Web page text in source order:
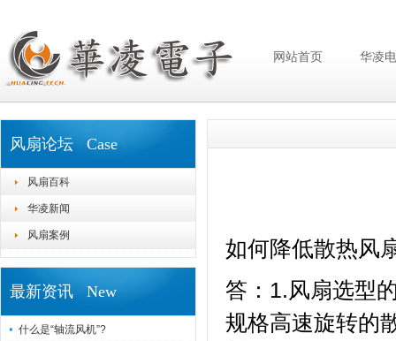
网站首页 华凌
风扇论坛 Case
风扇百科
华凌新闻
风扇案例
最新资讯 New
什么是“轴流风机”?
如何降低散热风
答：1.风扇选型
规格高速旋转的